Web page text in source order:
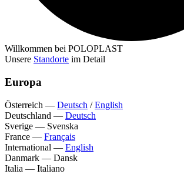
Willkommen bei POLOPLAST
Unsere Standorte im Detail
Europa
Österreich — Deutsch /English
Deutschland — Deutsch
Sverige — Svenska
France — Français
International — English
Danmark — Dansk
Italia — Italiano